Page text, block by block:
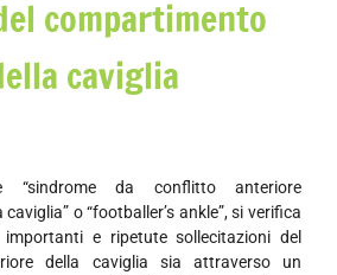
compartimento
caviglia
“sindrome da conflitto anteriore
o “footballer’s ankle”, si verifica
e ripetute sollecitazioni del
della caviglia sia attraverso un